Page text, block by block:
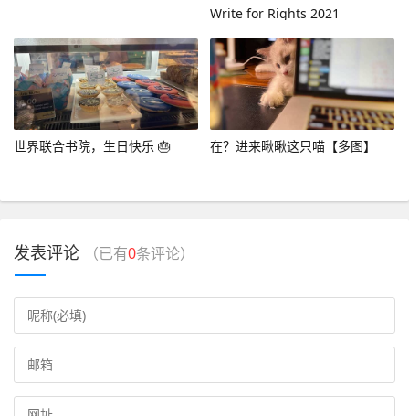
Write for Rights 2021
世界联合书院，生日快乐 🎂 在？进来瞅瞅这只喵【多图】
发表评论 （已有0条评论）